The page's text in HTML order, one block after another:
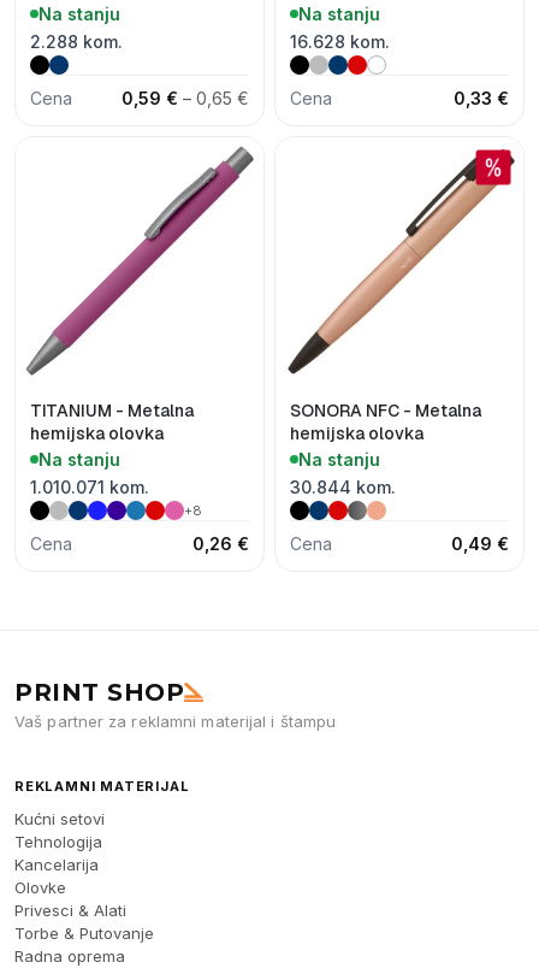
Na stanju
2.288 kom.
Cena 0,59 € – 0,65 €
Na stanju
16.628 kom.
Cena 0,33 €
TITANIUM - Metalna
hemijska olovka
Na stanju
1.010.071 kom.
+8
Cena 0,26 €
SONORA NFC - Metalna
hemijska olovka
Na stanju
30.844 kom.
Cena 0,49 €
PRINT SHOP
Vaš partner za reklamni materijal i štampu
REKLAMNI MATERIJAL
Kućni setovi
Tehnologija
Kancelarija
Olovke
Privesci & Alati
Torbe & Putovanje
Radna oprema